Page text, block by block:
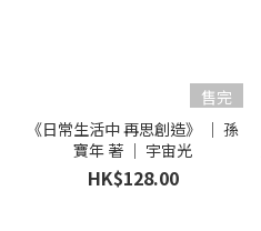
售完
《日常生活中 再思創造》 ｜ 孫
寶年 著 ｜ 宇宙光
HK$128.00